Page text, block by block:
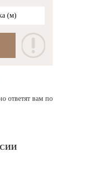
ответят вам по